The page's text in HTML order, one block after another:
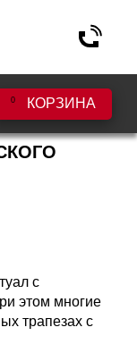
КОРЗИНА
0
с
этом многие
трапезах с